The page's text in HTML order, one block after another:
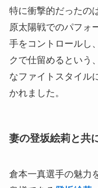
特に衝撃的だったの
原太陽戦でのパフォ
手をコントロールし
クで仕留めるという
なファイトスタイル
かれました。
妻の登坂絵莉と共
倉本一真選手の魅力